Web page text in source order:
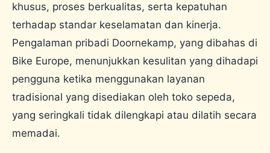
khusus, proses berkualitas, serta kepatuhan
terhadap standar keselamatan dan kinerja.
Pengalaman pribadi Doornekamp, ​​yang dibahas di
Bike Europe, menunjukkan kesulitan yang dihadapi
pengguna ketika menggunakan layanan
tradisional yang disediakan oleh toko sepeda,
yang seringkali tidak dilengkapi atau dilatih secara
memadai.